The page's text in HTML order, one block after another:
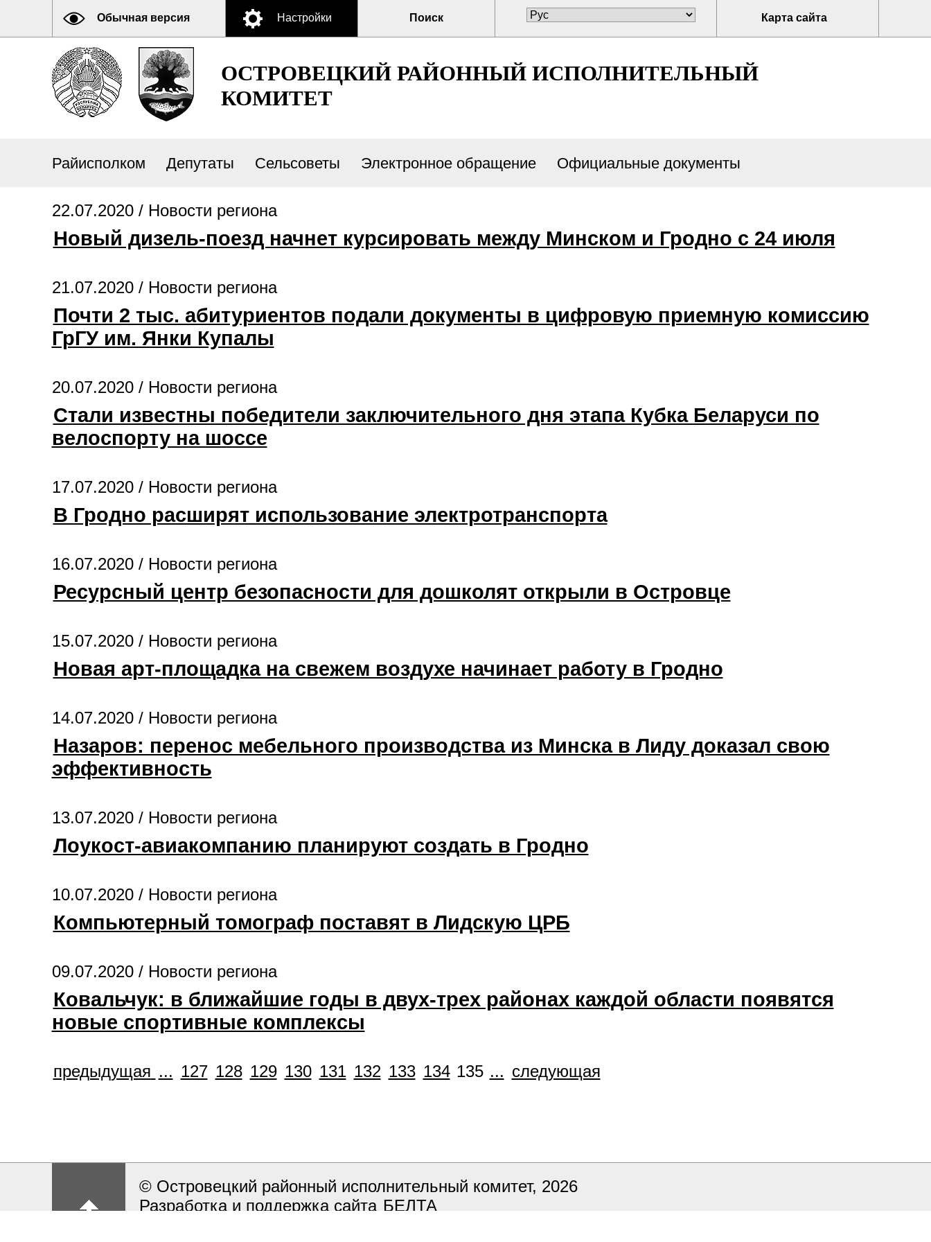
Обычная версия Настройки Поиск Карта сайта
ОСТРОВЕЦКИЙ РАЙОННЫЙ ИСПОЛНИТЕЛЬНЫЙ
КОМИТЕТ
Райисполком Депутаты Сельсоветы Электронное обращение Официальные документы
22.07.2020 / Новости региона
Новый дизель-поезд начнет курсировать между Минском и Гродно с 24 июля
21.07.2020 / Новости региона
Почти 2 тыс. абитуриентов подали документы в цифровую приемную комиссию
ГрГУ им. Янки Купалы
20.07.2020 / Новости региона
Стали известны победители заключительного дня этапа Кубка Беларуси по
велоспорту на шоссе
17.07.2020 / Новости региона
В Гродно расширят использование электротранспорта
16.07.2020 / Новости региона
Ресурсный центр безопасности для дошколят открыли в Островце
15.07.2020 / Новости региона
Новая арт-площадка на свежем воздухе начинает работу в Гродно
14.07.2020 / Новости региона
Назаров: перенос мебельного производства из Минска в Лиду доказал свою
эффективность
13.07.2020 / Новости региона
Лоукост-авиакомпанию планируют создать в Гродно
10.07.2020 / Новости региона
Компьютерный томограф поставят в Лидскую ЦРБ
09.07.2020 / Новости региона
Ковальчук: в ближайшие годы в двух-трех районах каждой области появятся
новые спортивные комплексы
предыдущая ... 127 128 129 130 131 132 133 134 135 ... следующая
© Островецкий районный исполнительный комитет, 2026
Разработка и поддержка сайта БЕЛТА